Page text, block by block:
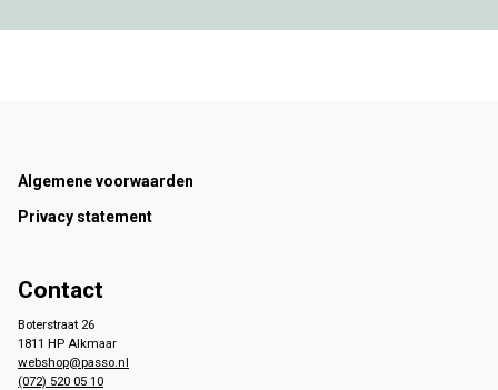
Footer
Algemene voorwaarden
Privacy statement
Contact
Boterstraat 26
1811 HP Alkmaar
webshop@passo.nl
(072) 520 05 10